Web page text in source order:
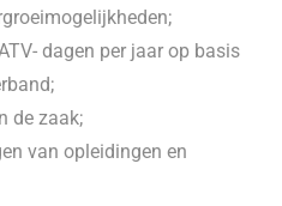
dagen per jaar op basis
de zaak;
van opleidingen en